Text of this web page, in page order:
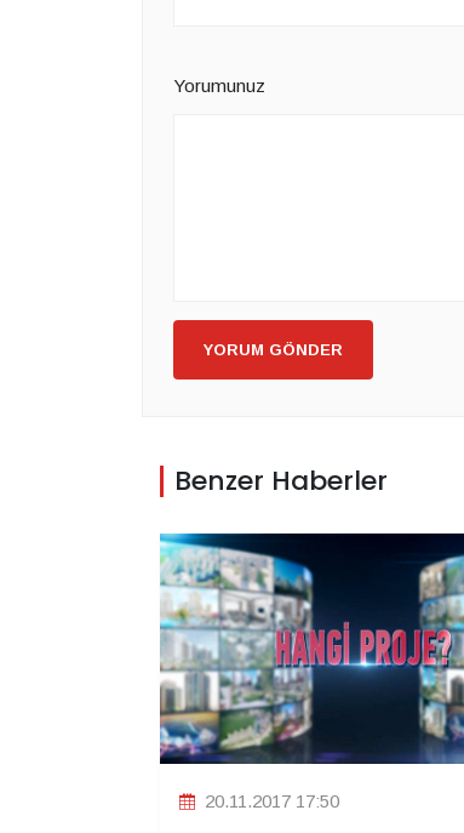
Yorumunuz
YORUM GÖNDER
Benzer Haberler
20.11.2017 17:50